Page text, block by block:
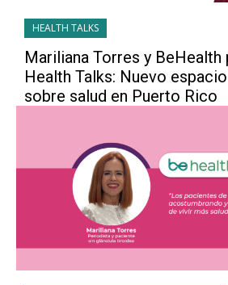
HEALTH TALKS
Mariliana Torres y BeHealth
Health Talks: Nuevo
sobre salud en Puerto Rico